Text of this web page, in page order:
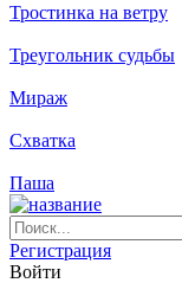
Тростинка на ветру
Треугольник судьбы
Мираж
Схватка
Паша
Ре­ги­ст­ра­ция
Вой­ти